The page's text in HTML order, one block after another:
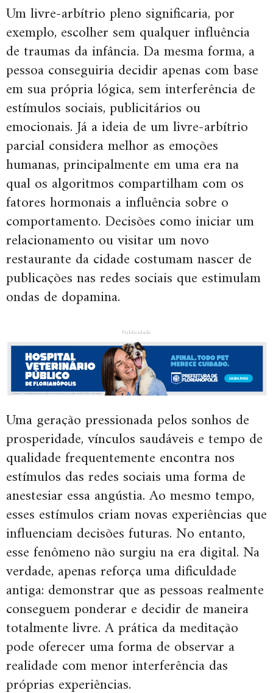
Um livre-arbítrio pleno significaria, por
exemplo, escolher sem qualquer influência
de traumas da infância. Da mesma forma, a
pessoa conseguiria decidir apenas com base
em sua própria lógica, sem interferência de
estímulos sociais, publicitários ou
emocionais. Já a ideia de um livre-arbítrio
parcial considera melhor as emoções
humanas, principalmente em uma era na
qual os algoritmos compartilham com os
fatores hormonais a influência sobre o
comportamento. Decisões como iniciar um
relacionamento ou visitar um novo
restaurante da cidade costumam nascer de
publicações nas redes sociais que estimulam
ondas de dopamina.
Publicidade
Uma geração pressionada pelos sonhos de
prosperidade, vínculos saudáveis e tempo de
qualidade frequentemente encontra nos
estímulos das redes sociais uma forma de
anestesiar essa angústia. Ao mesmo tempo,
esses estímulos criam novas experiências que
influenciam decisões futuras. No entanto,
esse fenômeno não surgiu na era digital. Na
verdade, apenas reforça uma dificuldade
antiga: demonstrar que as pessoas realmente
conseguem ponderar e decidir de maneira
totalmente livre. A prática da meditação
pode oferecer uma forma de observar a
realidade com menor interferência das
próprias experiências.